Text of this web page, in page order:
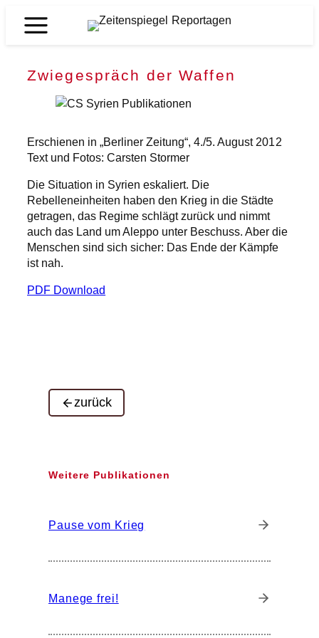
Inhalt
Zeitenspiegel
Zwiegespräch der Waffen
Erschienen in „Berliner Zeitung“, 4./5. August 2012
Text und Fotos: Carsten Stormer
Die Situation in Syrien eskaliert. Die
Rebelleneinheiten haben den Krieg in die Städte
getragen, das Regime schlägt zurück und nimmt
auch das Land um Aleppo unter Beschuss. Aber die
Menschen sind sich sicher: Das Ende der Kämpfe
ist nah.
PDF Download
zurück
Weitere Publikationen
Pause vom Krieg
Manege frei!